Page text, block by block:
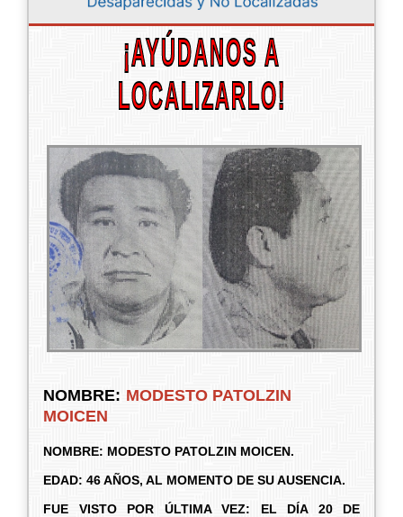
¡AYÚDANOS A
LOCALIZARLO!
NOMBRE: MODESTO PATOLZIN
MOICEN
NOMBRE: MODESTO PATOLZIN MOICEN.
EDAD: 46 AÑOS, AL MOMENTO DE SU AUSENCIA.
FUE VISTO POR ÚLTIMA VEZ: EL DÍA 20 DE